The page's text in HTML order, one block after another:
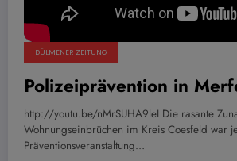
DÜLMENER ZEITUNG
Polizeiprävention in
http://youtu.be/nMrSUHA9leI Die rasante
Wohnungseinbrüchen im Kreis Coesfeld war
Präventionsveranstaltung…